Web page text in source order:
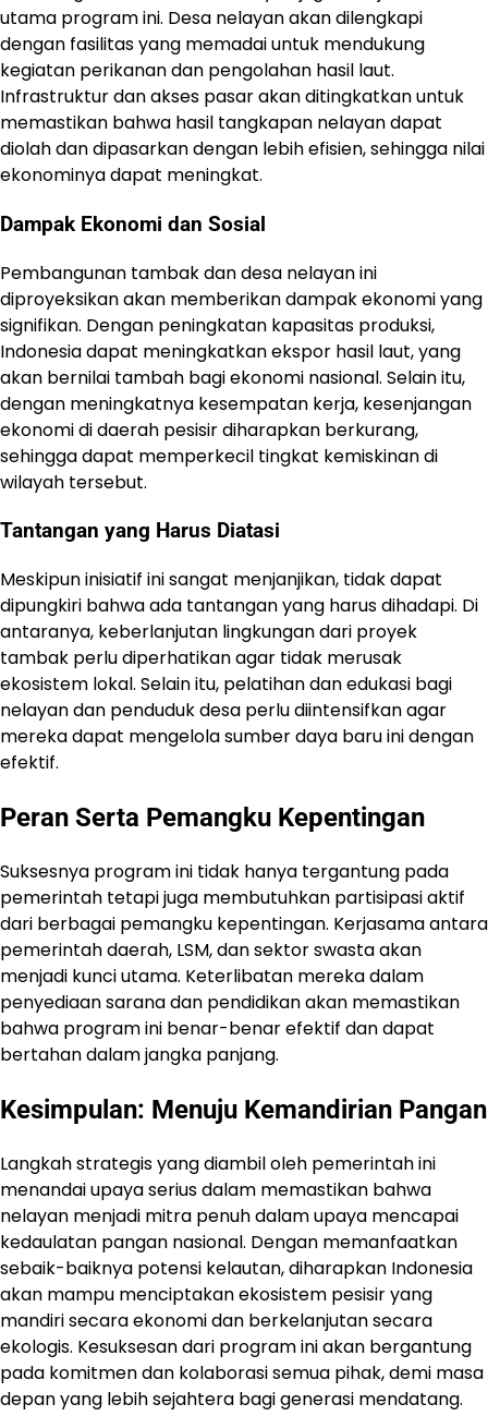
utama program ini. Desa nelayan akan dilengkapi
dengan fasilitas yang memadai untuk mendukung
kegiatan perikanan dan pengolahan hasil laut.
Infrastruktur dan akses pasar akan ditingkatkan untuk
memastikan bahwa hasil tangkapan nelayan dapat
diolah dan dipasarkan dengan lebih efisien, sehingga nilai
ekonominya dapat meningkat.
Dampak Ekonomi dan Sosial
Pembangunan tambak dan desa nelayan ini
diproyeksikan akan memberikan dampak ekonomi yang
signifikan. Dengan peningkatan kapasitas produksi,
Indonesia dapat meningkatkan ekspor hasil laut, yang
akan bernilai tambah bagi ekonomi nasional. Selain itu,
dengan meningkatnya kesempatan kerja, kesenjangan
ekonomi di daerah pesisir diharapkan berkurang,
sehingga dapat memperkecil tingkat kemiskinan di
wilayah tersebut.
Tantangan yang Harus Diatasi
Meskipun inisiatif ini sangat menjanjikan, tidak dapat
dipungkiri bahwa ada tantangan yang harus dihadapi. Di
antaranya, keberlanjutan lingkungan dari proyek
tambak perlu diperhatikan agar tidak merusak
ekosistem lokal. Selain itu, pelatihan dan edukasi bagi
nelayan dan penduduk desa perlu diintensifkan agar
mereka dapat mengelola sumber daya baru ini dengan
efektif.
Peran Serta Pemangku Kepentingan
Suksesnya program ini tidak hanya tergantung pada
pemerintah tetapi juga membutuhkan partisipasi aktif
dari berbagai pemangku kepentingan. Kerjasama antara
pemerintah daerah, LSM, dan sektor swasta akan
menjadi kunci utama. Keterlibatan mereka dalam
penyediaan sarana dan pendidikan akan memastikan
bahwa program ini benar-benar efektif dan dapat
bertahan dalam jangka panjang.
Kesimpulan: Menuju Kemandirian Pangan
Langkah strategis yang diambil oleh pemerintah ini
menandai upaya serius dalam memastikan bahwa
nelayan menjadi mitra penuh dalam upaya mencapai
kedaulatan pangan nasional. Dengan memanfaatkan
sebaik-baiknya potensi kelautan, diharapkan Indonesia
akan mampu menciptakan ekosistem pesisir yang
mandiri secara ekonomi dan berkelanjutan secara
ekologis. Kesuksesan dari program ini akan bergantung
pada komitmen dan kolaborasi semua pihak, demi masa
depan yang lebih sejahtera bagi generasi mendatang.